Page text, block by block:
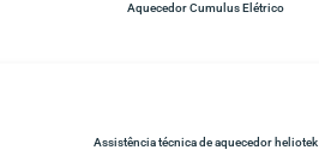
Aquecedor Cumulus Elétrico
Assistência técnica de aquecedor heliotek